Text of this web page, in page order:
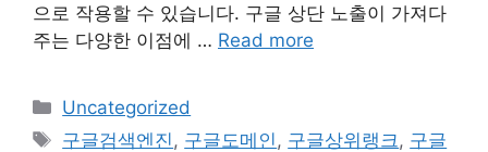
으로 작용할 수 있습니다. 구글 상단 노출이 가져다
주는 다양한 이점에 … Read more
Categories
Uncategorized
Tags
구글검색엔진 , 구글도메인 , 구글상위랭크 , 구글